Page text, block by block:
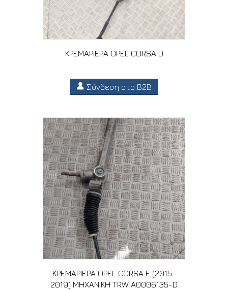
ΚΡΕΜΑΡΙΕΡΑ OPEL CORSA D
Σύνδεση στο B2B
ΚΡΕΜΑΡΙΕΡΑ OPEL CORSA E (2015-
2019) MHXANIKH TRW A0006135-D